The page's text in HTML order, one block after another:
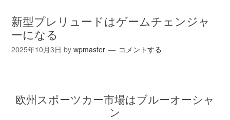
新型プレリュードはゲームチェンジャ
ーになる
2025年10月3日 bywpmaster コメントする
欧州スポーツカー市場はブルーオーシャ
ン